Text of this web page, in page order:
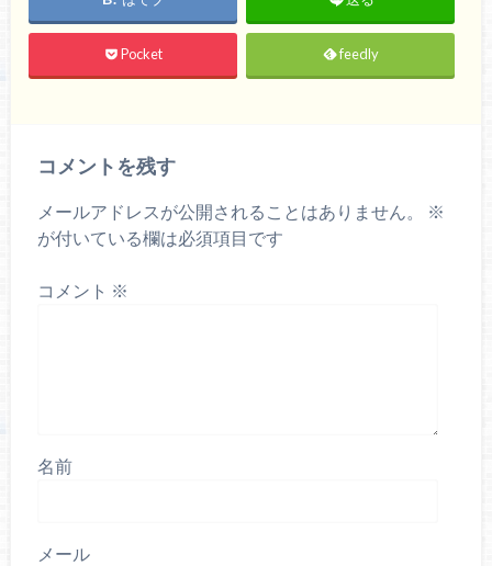
Pocket feedly
コメントを残す
メールアドレスが公開されることはありません。
※
が付いている欄は必須項目です
コメント ※
名前
メール